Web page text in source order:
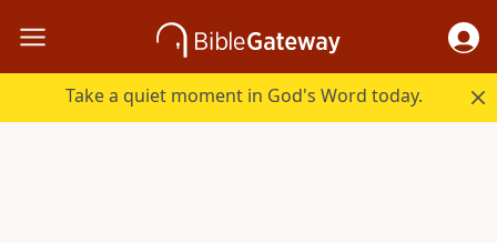
Take a quiet moment in God's Word today.